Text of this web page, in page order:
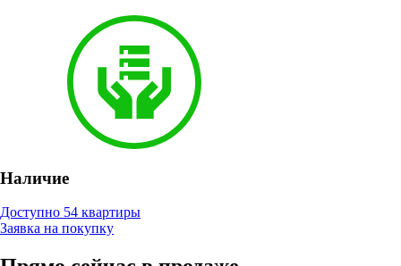
Наличие
Доступно 54 квартиры
Заявка на покупку